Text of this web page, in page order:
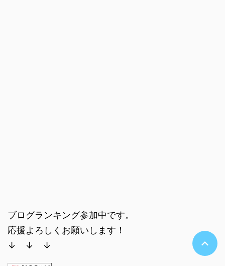
ブログランキング参加中です。
応援よろしくお願いします！
↓ ↓ ↓